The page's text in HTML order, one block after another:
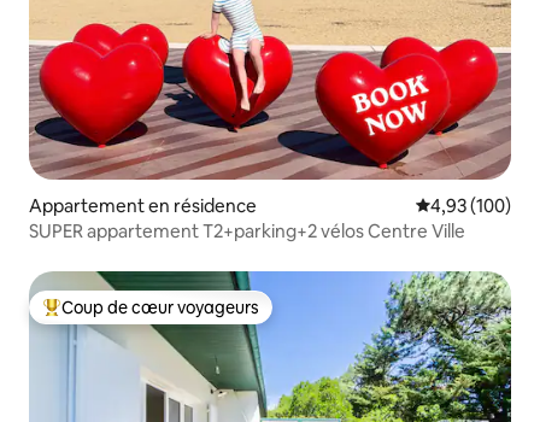
Appartement en résidence Évaluation
4,93 (100)
SUPER appartement T2+parking+2 vélos Centre Ville
Coups de cœur voyageurs les plus appréciés
Coup de cœur voyageurs